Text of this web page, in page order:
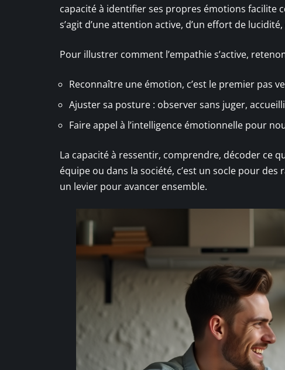
capacité à identifier ses propres émotions facilite
s’agit d’une attention active, d’un effort de
Pour illustrer comment l’empathie s’active,
Reconnaître une émotion, c’est le premier pas
Ajuster sa posture : observer sans juger,
Faire appel à l’intelligence émotionnelle pour
La capacité à ressentir, comprendre, décoder ce
équipe ou dans la société, c’est un socle pour
un levier pour avancer ensemble.